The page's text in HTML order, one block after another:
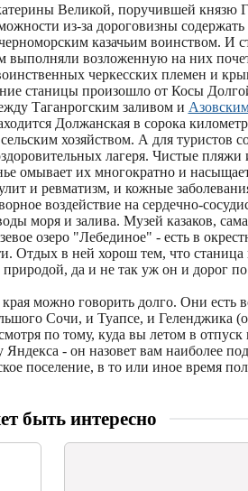
Великой, поручившей князю
из-за дороговизны
казачьим воинством. И
выполняли возложенную на них
черкесских племен и
станицы произошло от Косы
Таганрогским заливом и
Должанская в сорока
хозяйством. А для туристов
лагеря. Чистые пляжи
омывает их многократно и
и ревматизм, и кожные
воздействие на сердечно-
моря и залива. Музей казаков, сама
озеро "Лебединое" - есть в
Отдых в ней хорош тем, что
природой, да и не так уж он и дорог
можно говорить долго. Они есть
Сочи, и Туапсе, и Геленджика
по тому, куда вы летом в отпуск
- он назовет вам наиболее
поселение, в то или иное время
быть интересно